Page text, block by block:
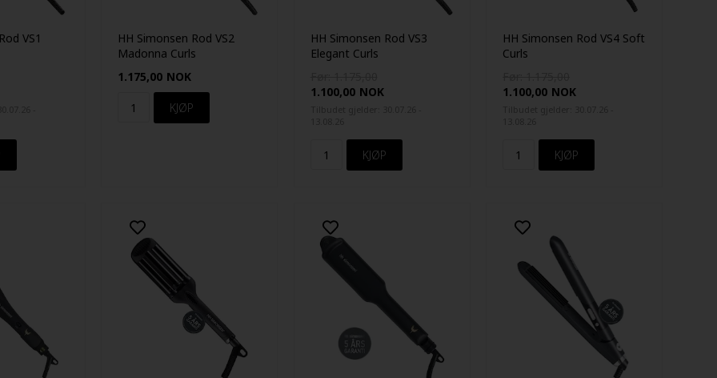
VS1
HH Simonsen Rod VS2
Madonna Curls
1.175,00 NOK
HH Simonsen Rod VS3
Elegant Curls
1.100,00 NOK
HH Simonsen Rod VS4 Soft
Curls
1.100,00 NOK